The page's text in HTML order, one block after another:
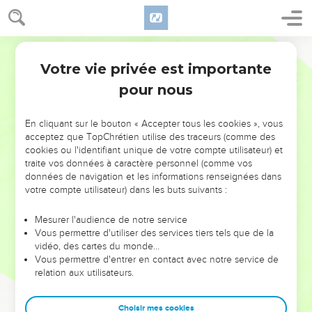
NE MANQUEZ PAS L’ÉVÉNEMENT
DE L’ANNÉE !
ET SI LEURS ERREURS POUVAIENT VOUS ÉVITER LES
VOTRES ?
leur foi ou leur vision. Mais on voit moins les doutes, les erreurs
et les saisons difficiles qu'ils ont traversés, alors même que ce
sont elles qui les ont façonnés.
Dans cette conférence, leaders, entrepreneurs, et responsables
clés pour avancer avec plus de sagesse afin que leurs erreurs
Votre vie privée est importante
pour nous
En cliquant sur le bouton « Accepter tous les cookies », vous
acceptez que TopChrétien utilise des traceurs (comme des
cookies ou l'identifiant unique de votre compte utilisateur) et
traite vos données à caractère personnel (comme vos
données de navigation et les informations renseignées dans
votre compte utilisateur) dans les buts suivants :
Mesurer l'audience de notre service
Vous permettre d'utiliser des services tiers tels que de la
vidéo, des cartes du monde…
Vous permettre d'entrer en contact avec notre service de
relation aux utilisateurs.
Choisir mes cookies